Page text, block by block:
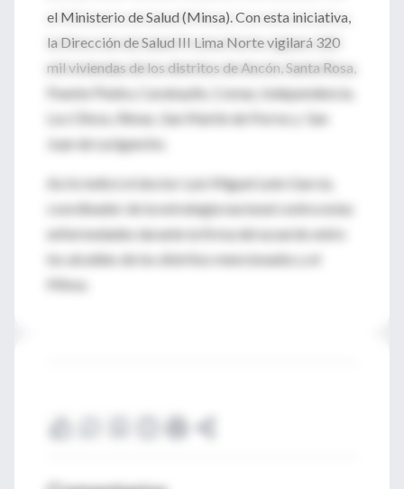
el Ministerio de Salud (Minsa). Con esta iniciativa,
la Dirección de Salud III Lima Norte vigilará 320
mil viviendas de los distritos de Ancón, Santa Rosa,
Puente Piedra, Carabayllo, Comas, Independencia,
Los Olivos, Rímac, San Martín de Porres y San
Juan de Lurigancho.
Así lo indicó el doctor Luis Miguel León García,
coordinador de la estrategia nacional contra estas
enfermedades durante la firma del acuerdo entre
los alcaldes de los distritos mencionados y el
Minsa.